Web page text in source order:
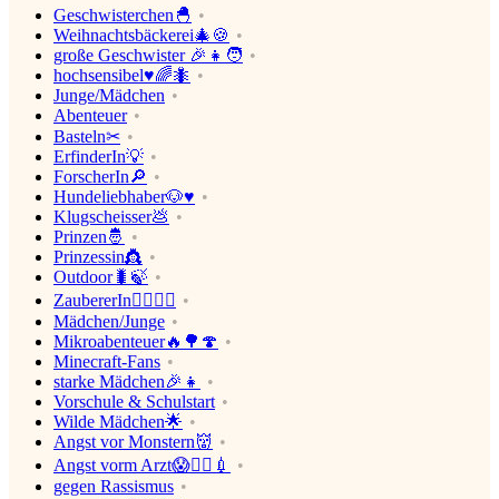
Geschwisterchen🐣
Weihnachtsbäckerei🎄🍪
große Geschwister 🎉👧🧑
hochsensibel♥🌈🐜
Junge/Mädchen
Abenteuer
Basteln✂
ErfinderIn💡
ForscherIn🔎
Hundeliebhaber🐶♥
Klugscheisser💩
Prinzen🤴
Prinzessin👸
Outdoor🐛🍃
ZaubererIn🧙‍♂️🧙‍♀️
Mädchen/Junge
Mikroabenteuer🔥🌳🍄
Minecraft-Fans
starke Mädchen🎉👧
Vorschule & Schulstart
Wilde Mädchen🌟
Angst vor Monstern👹
Angst vorm Arzt😱👨‍⚕️💉
gegen Rassismus